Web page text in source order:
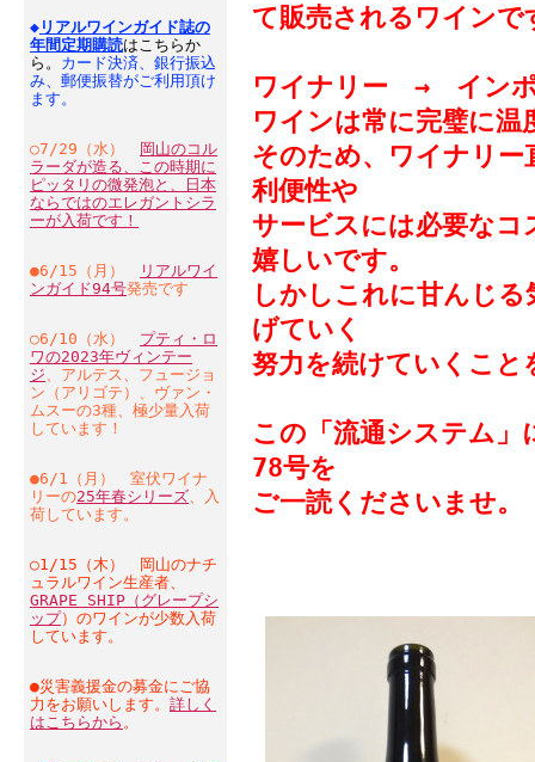
◆ リアルワインガイド誌の
年間定期購読はこちらか
ら。 カード決済、銀行振込
み、郵便振替がご利用頂け
ます。
○7/29（水）
岡山のコル
ラーダが造る、この時期に
ピッタリの微発泡と、日本
ならではのエレガントシラ
ーが入荷です！
●6/15（月）
リアルワイ
ンガイド94号発売です
○6/10（水） プティ・ロ
ワの2023年ヴィンテー
ジ、アルテス、フュージョ
ン（アリゴテ）、ヴァン・
ムスーの3種、極少量入荷
しています！
●6/1（月） 室伏ワイナ
リーの25年春シリーズ、入
荷しています。
○1/15（木） 岡山のナチ
ュラルワイン生産者、
GRAPE SHIP（グレープシ
ップ）のワインが少数入荷
しています。
●災害義援金の募金にご協
力をお願いします。 詳しく
はこちらから 。
て販売されるワイン
ワイナリー → イン
ワインは常に完璧に
そのため、ワイナリー
利便性や
サービスには必要な
嬉しいです。
しかしこれに甘んじ
げていく
努力を続けていくこと
この「流通システム
78号を
ご一読くださいませ。